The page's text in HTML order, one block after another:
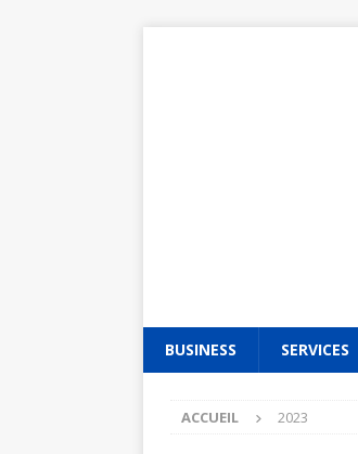
BUSINESS SERVICES
ACCUEIL 2023